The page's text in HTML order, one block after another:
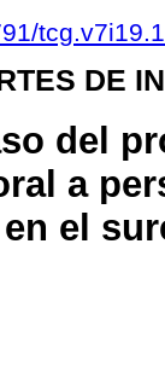
DE
del
a
el